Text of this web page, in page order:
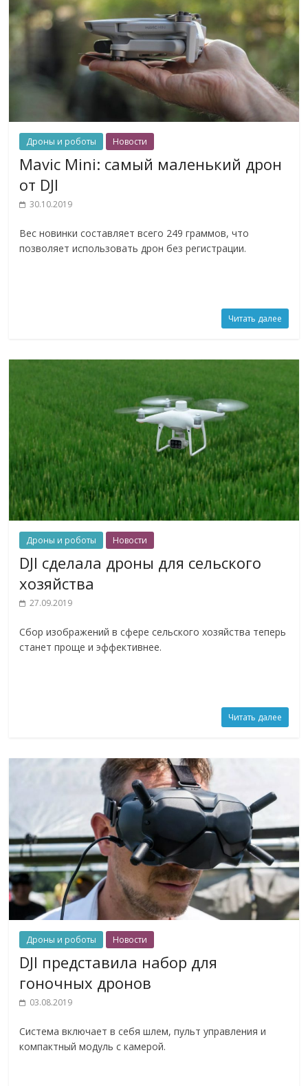
Дроны и роботы Новости
Mavic Mini: самый маленький дрон
от DJI
30.10.2019
Вес новинки составляет всего 249 граммов, что
позволяет использовать дрон без регистрации.
Читать далее
Дроны и роботы Новости
DJI сделала дроны для сельского
хозяйства
27.09.2019
Сбор изображений в сфере сельского хозяйства теперь
станет проще и эффективнее.
Читать далее
Дроны и роботы Новости
DJI представила набор для
гоночных дронов
03.08.2019
Система включает в себя шлем, пульт управления и
компактный модуль с камерой.